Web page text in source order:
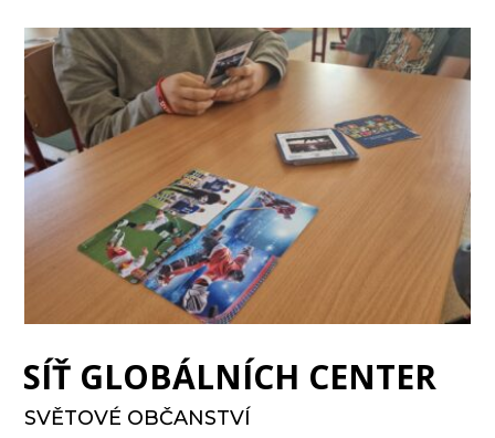
SÍŤ GLOBÁLNÍCH CENTER
SVĚTOVÉ OBČANSTVÍ